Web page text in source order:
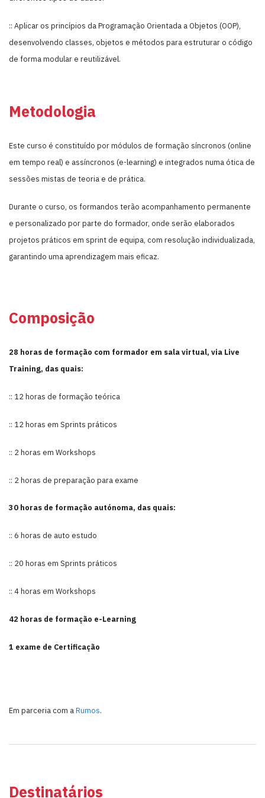
:: Aplicar os princípios da Programação Orientada a Objetos (OOP),
desenvolvendo classes, objetos e métodos para estruturar o código
de forma modular e reutilizável.
Metodologia
Este curso é constituído por módulos de formação síncronos (online
em tempo real) e assíncronos (e-learning) e integrados numa ótica de
sessões mistas de teoria e de prática.
Durante o curso, os formandos terão acompanhamento permanente
e personalizado por parte do formador, onde serão elaborados
projetos práticos em sprint de equipa, com resolução individualizada,
garantindo uma aprendizagem mais eficaz.
Composição
28 horas de formação com formador em sala virtual, via Live
Training, das quais:
:: 12 horas de formação teórica
:: 12 horas em Sprints práticos
:: 2 horas em Workshops
:: 2 horas de preparação para exame
30 horas de formação autónoma, das quais:
:: 6 horas de auto estudo
:: 20 horas em Sprints práticos
:: 4 horas em Workshops
42 horas de formação e-Learning
1 exame de Certificação
Em parceria com a Rumos.
Destinatários